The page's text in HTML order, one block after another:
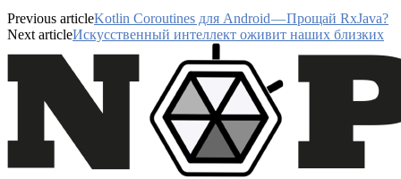
Previous articleKotlin Coroutines для Android — Прощай RxJava?
Next articleИскусственный интеллект оживит наших близких